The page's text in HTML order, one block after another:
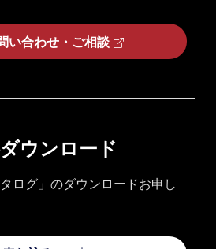
い合わせ・ご相談
ウンロード
ログ」のダウンロードお申し